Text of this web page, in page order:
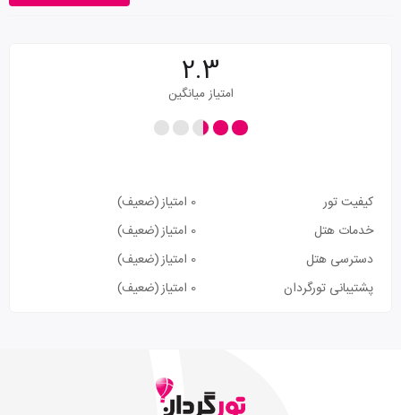
2.3
امتیاز میانگین
کیفیت تور 0 امتیاز
(ضعیف)
خدمات هتل
0 امتیاز
(ضعیف)
دسترسی هتل
0 امتیاز
(ضعیف)
پشتیبانی تورگردان
0 امتیاز (ضعیف)